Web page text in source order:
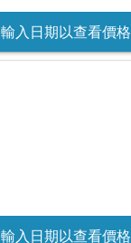
輸入日期以查看價格
輸入日期以查看價格